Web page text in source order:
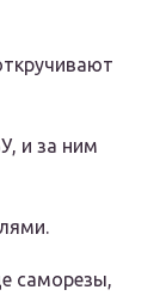
и за ним
саморезы,